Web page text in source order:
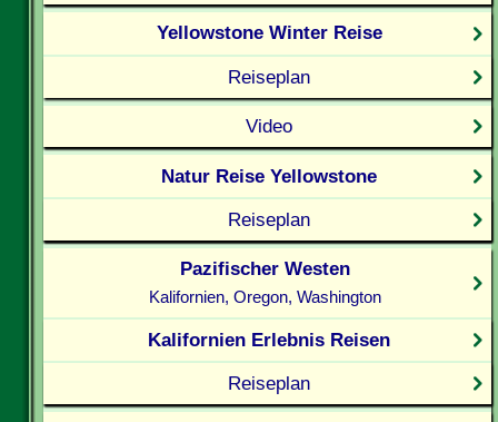
Yellowstone Winter Reise
Reiseplan
Video
Natur Reise Yellowstone
Reiseplan
Pazifischer Westen
Kalifornien, Oregon, Washington
Kalifornien Erlebnis Reisen
Reiseplan